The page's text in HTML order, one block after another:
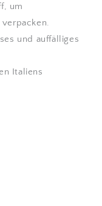
um
und auffälliges
Italiens